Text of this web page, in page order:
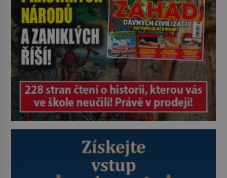
Je 27. května 1991. […]